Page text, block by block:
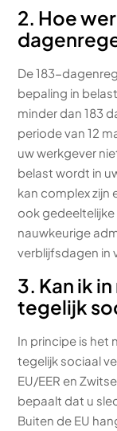
2. Hoe
De 183-
bepaling in
minder dan 183
periode van 12
uw werkgever
belast wordt in
kan complex zijn
ook gedeeltelijke
nauwkeurige
verblijfsdagen in
3. Kan ik
tegelijk
In principe is het
tegelijk sociaal
EU/EER en
bepaalt dat u
Buiten de EU